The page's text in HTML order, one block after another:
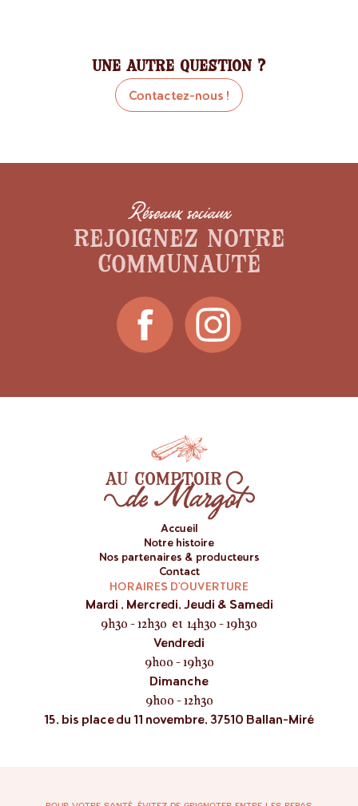
Une autre question ?
Contactez-nous !
Réseaux sociaux
Rejoignez notre
communauté
Accueil
Notre histoire
Nos partenaires & producteurs
Contact
HORAIRES D’OUVERTURE
Mardi , Mercredi, Jeudi & Samedi
9h30 - 12h30 et 14h30 - 19h30
Vendredi
9h00 - 19h30
Dimanche
9h00 - 12h30
15, bis place du 11 novembre, 37510 Ballan-Miré